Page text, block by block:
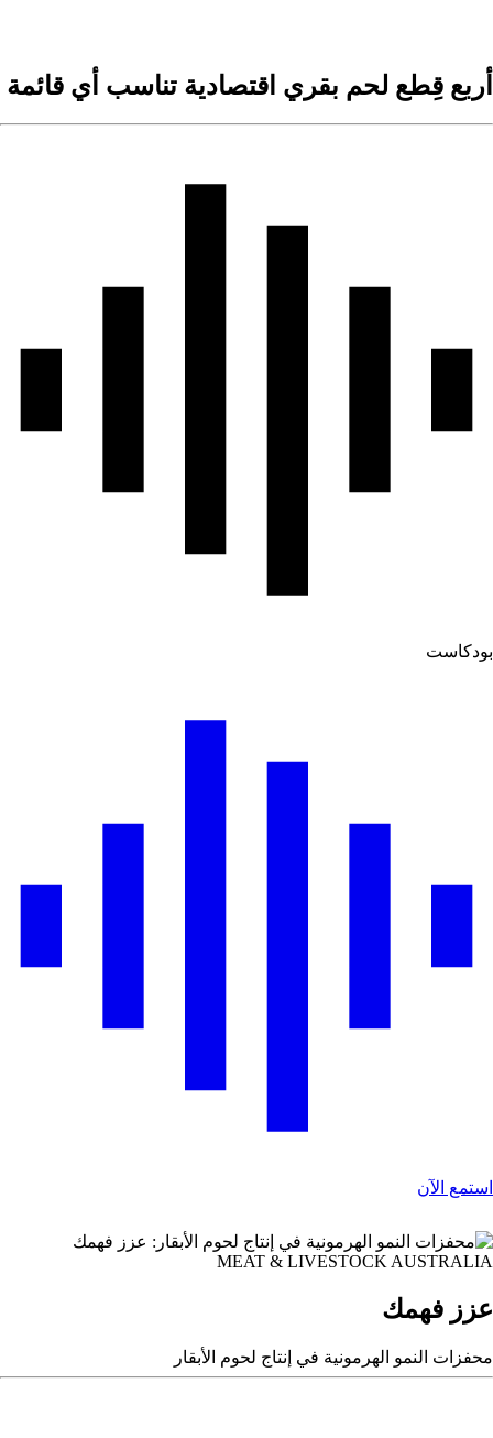
أربع قِطع لحم بقري اقتصادية تناسب أي قائمة
بودكاست
استمع الآن
MEAT & LIVESTOCK AUSTRALIA
عزز فهمك
محفزات النمو الهرمونية في إنتاج لحوم الأبقار